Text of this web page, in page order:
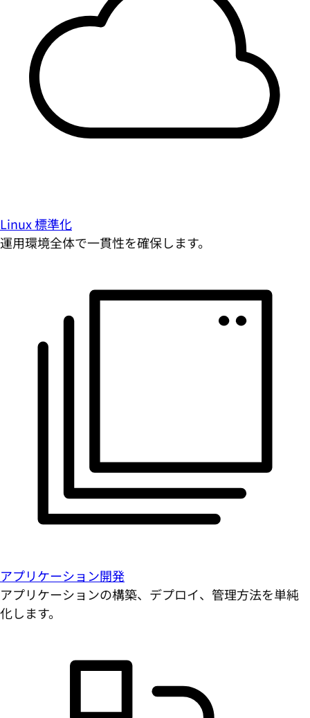
Linux 標準化
運用環境全体で一貫性を確保します。
アプリケーション開発
アプリケーションの構築、デプロイ、管理方法を単純
化します。